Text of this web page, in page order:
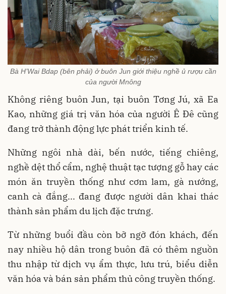
Bà H’Wai Bdap (bên phải) ở buôn Jun giới thiệu nghề ủ rượu cần
của người Mnông
Không riêng buôn Jun, tại buôn Tơng Jú, xã Ea
Kao, những giá trị văn hóa của người Ê Đê cũng
đang trở thành động lực phát triển kinh tế.
Những ngôi nhà dài, bến nước, tiếng chiêng,
nghề dệt thổ cẩm, nghệ thuật tạc tượng gỗ hay các
món ăn truyền thống như cơm lam, gà nướng,
canh cà đắng... đang được người dân khai thác
thành sản phẩm du lịch đặc trưng.
Từ những buổi đầu còn bỡ ngỡ đón khách, đến
nay nhiều hộ dân trong buôn đã có thêm nguồn
thu nhập từ dịch vụ ẩm thực, lưu trú, biểu diễn
văn hóa và bán sản phẩm thủ công truyền thống.